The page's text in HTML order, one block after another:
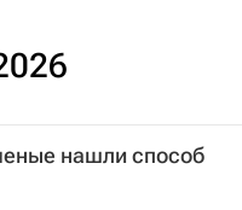
нашли способ